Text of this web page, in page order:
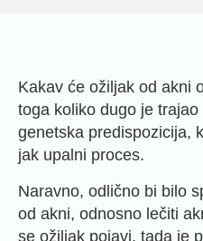
Kakav će ožiljak od akni
toga koliko dugo je
genetska predispozicija,
jak upalni proces.
Naravno, odlično bi bilo
od akni, odnosno lečiti
se ožiljak pojavi, tada je